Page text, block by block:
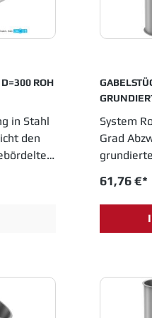
FLANSCHRING DIN24154/R1, D=300 ROH
in Stahl
den
mm.
und
Rohrbau
GABELSTÜCK 30
System
Grad
Einfache
61,76 €*